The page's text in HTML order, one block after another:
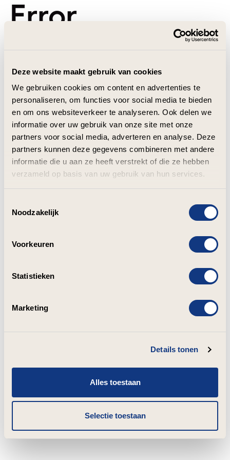
Deze website maakt gebruik van cookies
We gebruiken cookies om content en advertenties te
personaliseren, om functies voor social media te bieden
en om ons websiteverkeer te analyseren. Ook delen we
informatie over uw gebruik van onze site met onze
partners voor social media, adverteren en analyse. Deze
partners kunnen deze gegevens combineren met andere
informatie die u aan ze heeft verstrekt of die ze hebben
verzameld op basis van uw gebruik van hun services.
Noodzakelijk
Voorkeuren
Statistieken
Marketing
Details tonen
Alles toestaan
Selectie toestaan
Error